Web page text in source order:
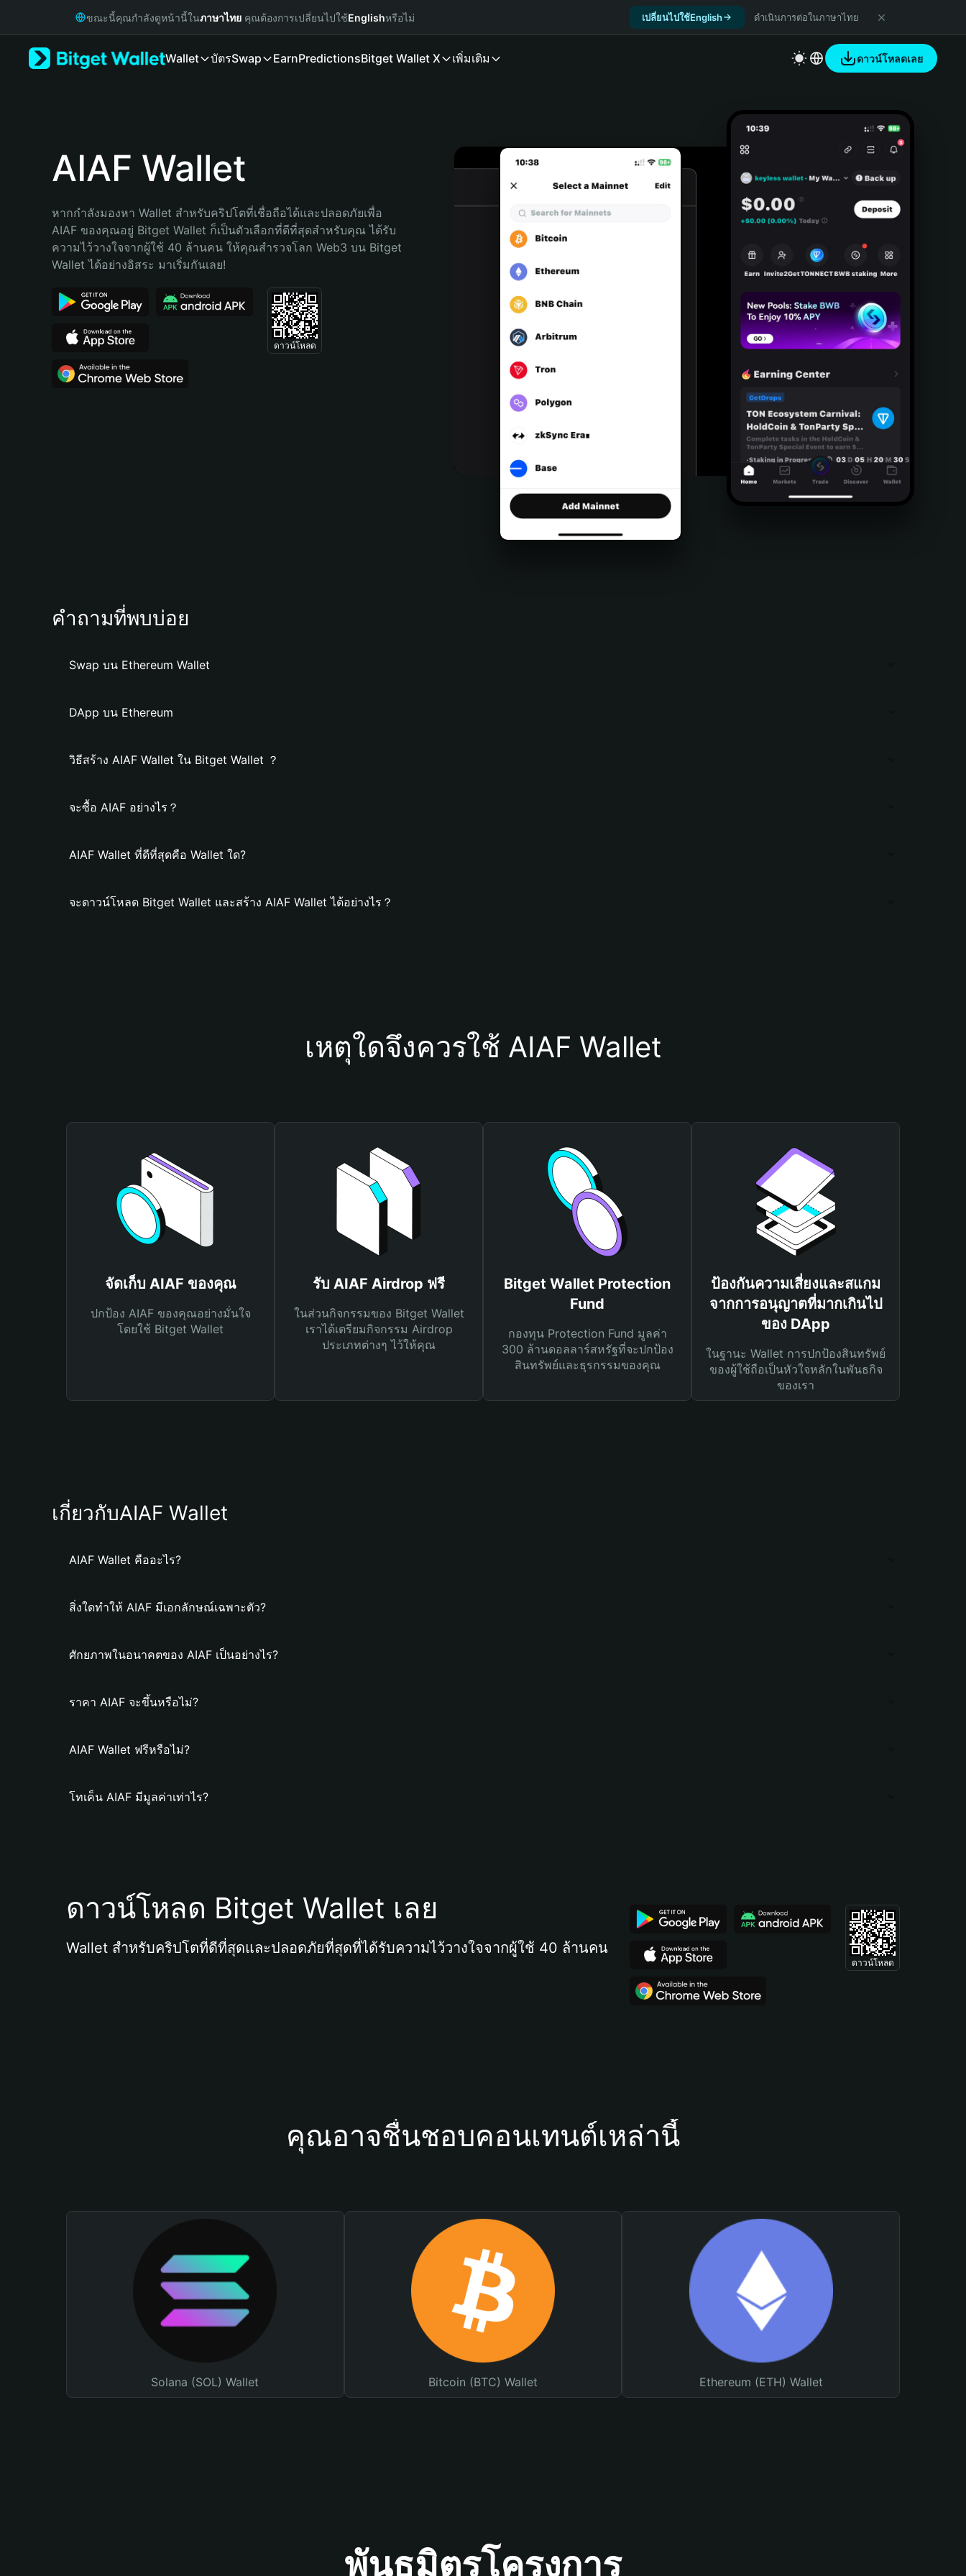
Русский
Bahasa Indonesia
Português (Brasil)
ขณะนี้คุณกำลังดูหน้านี้ในภาษาไทย คุณต้องการเปลี่ยนไปใช้Englishหรือไม่ เปลี่ยนไปใช้English ดำเนินการต่อในภาษาไทย
Wallet บัตรSwap EarnPredictionsBitget Wallet X เพิ่มเติม ดาวน์โหลดเลย
AIAF Wallet
หากกำลังมองหา Wallet สำหรับคริปโตที่เชื่อถือได้และปลอดภัยเพื่อ
AIAF ของคุณอยู่ Bitget Wallet ก็เป็นตัวเลือกที่ดีที่สุดสำหรับคุณ ได้รับ
ความไว้วางใจจากผู้ใช้ 40 ล้านคน ให้คุณสำรวจโลก Web3 บน Bitget
Wallet ได้อย่างอิสระ มาเริ่มกันเลย!
ดาวน์โหลด
คำถามที่พบบ่อย
Swap บน Ethereum Wallet
DApp บน Ethereum
วิธีสร้าง AIAF Wallet ใน Bitget Wallet ？
จะซื้อ AIAF อย่างไร？
AIAF Wallet ที่ดีที่สุดคือ Wallet ใด?
จะดาวน์โหลด Bitget Wallet และสร้าง AIAF Wallet ได้อย่างไร？
เหตุใดจึงควรใช้ AIAF Wallet
จัดเก็บ AIAF ของคุณ
ปกป้อง AIAF ของคุณอย่างมั่นใจ
โดยใช้ Bitget Wallet
รับ AIAF Airdrop ฟรี
ในส่วนกิจกรรมของ Bitget Wallet
เราได้เตรียมกิจกรรม Airdrop
ประเภทต่างๆ ไว้ให้คุณ
Bitget Wallet Protection
Fund
กองทุน Protection Fund มูลค่า
300 ล้านดอลลาร์สหรัฐที่จะปกป้อง
สินทรัพย์และธุรกรรมของคุณ
ป้องกันความเสี่ยงและสแกม
จากการอนุญาตที่มากเกินไป
ของ DApp
ในฐานะ Wallet การปกป้องสินทรัพย์
ของผู้ใช้ถือเป็นหัวใจหลักในพันธกิจ
ของเรา
เกี่ยวกับAIAF Wallet
AIAF Wallet คืออะไร?
สิ่งใดทำให้ AIAF มีเอกลักษณ์เฉพาะตัว?
ศักยภาพในอนาคตของ AIAF เป็นอย่างไร?
ราคา AIAF จะขึ้นหรือไม่?
AIAF Wallet ฟรีหรือไม่?
โทเค็น AIAF มีมูลค่าเท่าไร?
ดาวน์โหลด Bitget Wallet เลย
Wallet สำหรับคริปโตที่ดีที่สุดและปลอดภัยที่สุดที่ได้รับความไว้วางใจจากผู้ใช้ 40 ล้านคน
ดาวน์โหลด
คุณอาจชื่นชอบคอนเทนต์เหล่านี้
Solana (SOL) Wallet Bitcoin (BTC) Wallet Ethereum (ETH) Wallet
พันธมิตรโครงการ